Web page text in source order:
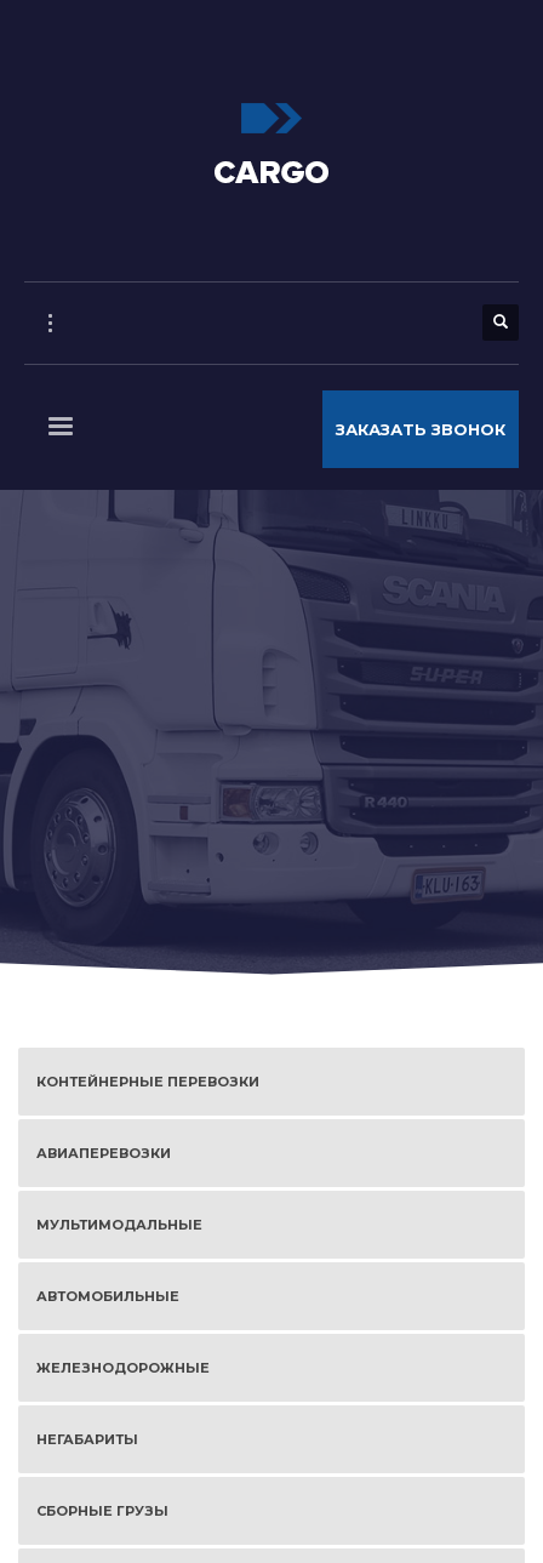
ЗАКАЗАТЬ ЗВОНОК
КОНТЕЙНЕРНЫЕ ПЕРЕВОЗКИ
АВИАПЕРЕВОЗКИ
МУЛЬТИМОДАЛЬНЫЕ
АВТОМОБИЛЬНЫЕ
ЖЕЛЕЗНОДОРОЖНЫЕ
НЕГАБАРИТЫ
СБОРНЫЕ ГРУЗЫ